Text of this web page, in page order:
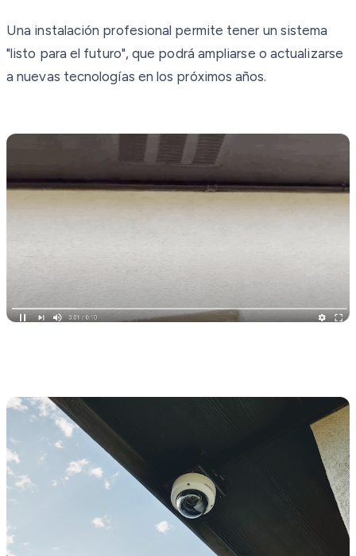
Una instalación profesional permite tener un sistema
"listo para el futuro", que podrá ampliarse o actualizarse
a nuevas tecnologías en los próximos años.